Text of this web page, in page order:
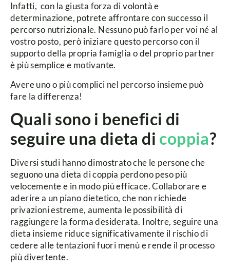
Infatti, con la giusta forza di volontà e
determinazione, potrete affrontare con successo il
percorso nutrizionale. Nessuno può farlo per voi né al
vostro posto, però iniziare questo percorso con il
supporto della propria famiglia o del proprio partner
è più semplice e motivante.
Avere uno o più complici nel percorso insieme può
fare la differenza!
Quali sono i benefici di
seguire una dieta di coppia?
Diversi studi hanno dimostrato che le persone che
seguono una dieta di coppia perdono peso più
velocemente e in modo più efficace. Collaborare e
aderire a un piano dietetico, che non richiede
privazioni estreme, aumenta le possibilità di
raggiungere la forma desiderata. Inoltre, seguire una
dieta insieme riduce significativamente il rischio di
cedere alle tentazioni fuori menù e rende il processo
più divertente.